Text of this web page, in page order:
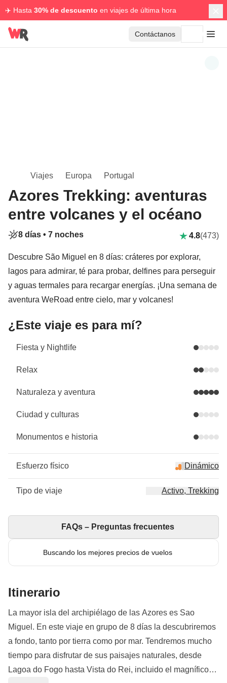
✈️ Hasta 30% de descuento en viajes de última hora
Contáctanos
Viajes Europa Portugal
Azores Trekking: aventuras
entre volcanes y el océano
8 días • 7 noches 4.8(473)
Descubre São Miguel en 8 días: cráteres por explorar,
lagos para admirar, té para probar, delfines para perseguir
y aguas termales para recargar energías. ¡Una semana de
aventura WeRoad entre cielo, mar y volcanes!
¿Este viaje es para mí?
Fiesta y Nightlife
Relax
Naturaleza y aventura
Ciudad y culturas
Monumentos e historia
Esfuerzo físico Dinámico
Tipo de viaje Activo, Trekking
Buscando los mejores precios de vuelos
FAQs – Preguntas frecuentes
Itinerario
La mayor isla del archipiélago de las Azores es Sao
Miguel. En este viaje en grupo de 8 días la descubriremos
a fondo, tanto por tierra como por mar. Tendremos mucho
tiempo para disfrutar de sus paisajes naturales, desde
Lagoa do Fogo hasta Vista do Rei, incluido el magnífico